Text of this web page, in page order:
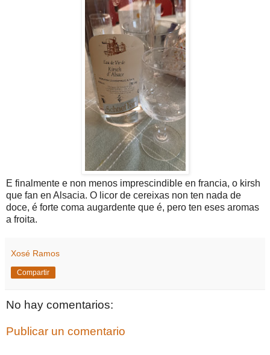
E finalmente e non menos imprescindible en francia, o kirsh
que fan en Alsacia. O licor de cereixas non ten nada de
doce, é forte coma augardente que é, pero ten eses aromas
a froita.
Xosé Ramos
Compartir
No hay comentarios:
Publicar un comentario